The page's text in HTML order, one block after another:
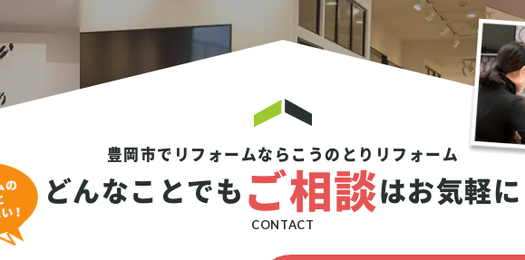
豊岡市でリフォームなら こうのとりリフォーム
どんなことでも ご相談はお気軽に
CONTACT